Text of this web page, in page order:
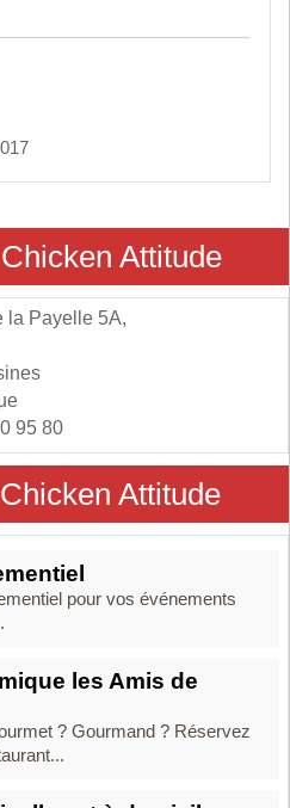
Attitude
la Payelle 5A,
95 80
Attitude
pour vos événements
les Amis de
? Gourmand ? Réservez